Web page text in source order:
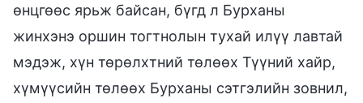
өнцгөөс ярьж байсан, бүгд л Бурханы
жинхэнэ оршин тогтнолын тухай илүү лавтай
мэдэж, хүн төрөлхтний төлөөх Түүний хайр,
хүмүүсийн төлөөх Бурханы сэтгэлийн зовнил,